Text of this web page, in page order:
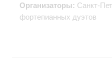
Организаторы: Санкт-
фортепианных дуэтов